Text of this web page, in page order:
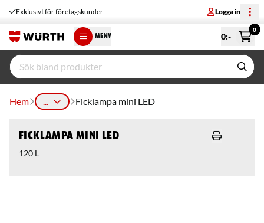
Exklusivt för företagskunder Logga in
MENY 0:-
0
Hem ... Ficklampa mini LED
Ficklampa mini LED
120 L